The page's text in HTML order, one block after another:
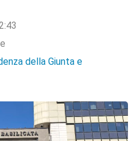
della Giunta e